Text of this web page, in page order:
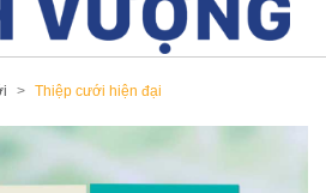
Thiệp cưới hiện đại